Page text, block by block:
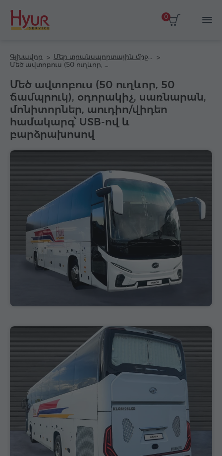
0
Գլխավոր
Մեծ ավտոբուս (50 ուղևոր, 50
ճամպրուկ), օդորակիչ, սառնարան,
մոնիտորներ, աուդիո/վիդեո
համակարգ՝ USB-ով և
բարձրախոսով